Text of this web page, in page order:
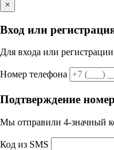
×
Вход или
Для входа или
Номер телефона
Подтверждение
Мы отправили 4‑значный
Код из SMS